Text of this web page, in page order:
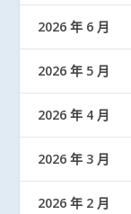
2026 年 6 月
2026 年 5 月
2026 年 4 月
2026 年 3 月
2026 年 2 月